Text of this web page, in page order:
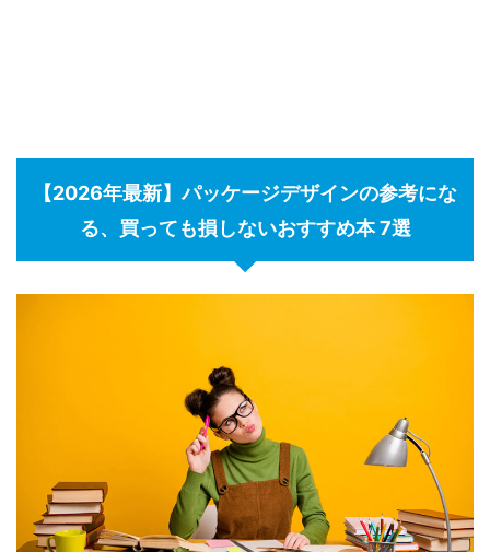
【2026年最新】パッケージデザインの参考にな
る、買っても損しないおすすめ本 7選